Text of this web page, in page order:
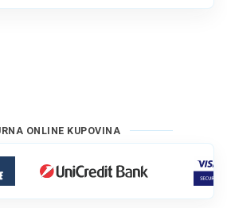
ONLINE KUPOVINA